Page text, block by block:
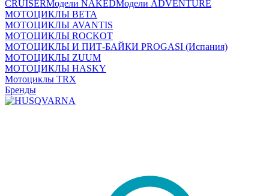
CRUISERМодели NAKEDМодели ADVENTURE
МОТОЦИКЛЫ BETA
МОТОЦИКЛЫ AVANTIS
МОТОЦИКЛЫ ROCKOT
МОТОЦИКЛЫ И ПИТ-БАЙКИ PROGASI (Испания)
МОТОЦИКЛЫ ZUUM
МОТОЦИКЛЫ HASKY
Мотоциклы TRX
Бренды